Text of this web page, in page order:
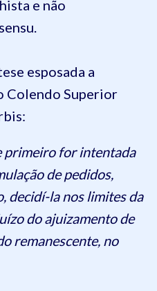
e não
esposada a
Colendo Superior
primeiro for intentada
de pedidos,
decidí-la nos limites da
do ajuizamento de
remanescente, no